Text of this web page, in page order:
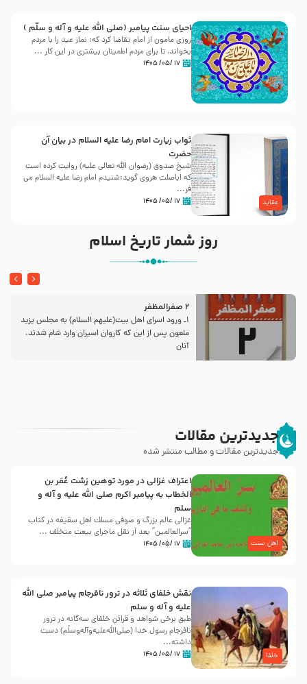
احیای سنت پیامبر (صلی الله علیه و آله و سلّم )
روزی مامون از امام تقاضا کرد که: نماز عید را با مردم
بخواند، تا برای مردم اطمینان بیشتری در این کار ...
۱۷ /۰۵/ ۱۴۰۵
عقاید
ثواب زیارت امام رضا علیه السلام در بیان آن
حضرت
شیخ صدوق (رضوان الله تعالی علیه) روایت کرده است
که اباصلت هروی گوید:شنیدم امام رضا علیه السلام می
فر...
۱۷ /۰۵/ ۱۴۰۵
روز شمار تاریخ اسلام
2 صفرالمظفر
1ـ ورود اسراى اهل بیت‌(علیهم السلام) به مجلس یزید
ملعون پس از این كه كاروان اسیران وارد شام شدند،
آنان
جدیدترین مقالات
جدیدترین مقالات و مطالب منتشر شده
اهل سنت
اعتراف غزالی در مورد توهین زشت عُمَر بن
الخطاب به پیامبر اکرم صلی الله علیه و آله و
سلم
غزالی عالم بزرگ و صوفی مسلك اهل سقيفه در کتاب
“سرالعالمین” بعد از نقل ماجرای بیعت متخلف ...
۱۷ /۰۵/ ۱۴۰۵
خلفا
نقش خلفای ثلاثه در ترور نافرجام پیامبر صلی الله
علیه و آله و سلم
طبق برخی شواهد و قرائن خلفای سه‌گانه در ترور
نافرجام رسول خدا (صلی‌الله‌علیه‌و‌آله‌وسلّم) دست
داشته‌...
۱۷ /۰۵/ ۱۴۰۵